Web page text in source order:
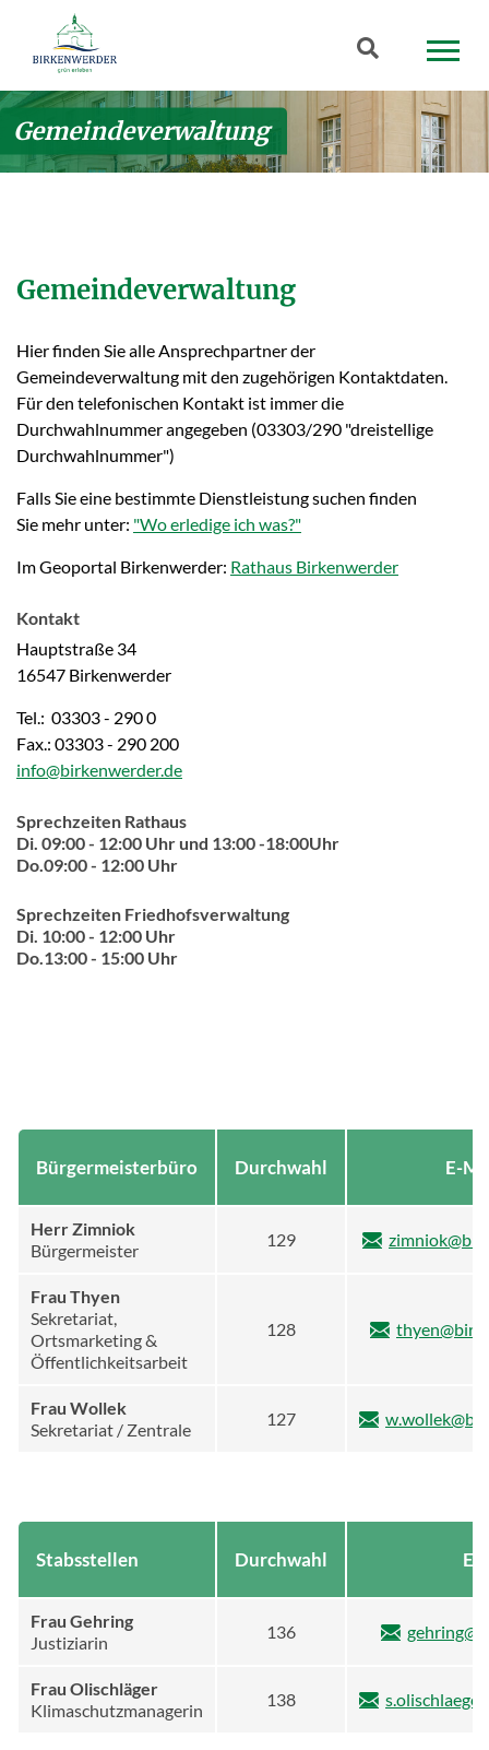
Zum Hauptinhalt springen
Suchbegriff
Gemeindeverwaltung
Gemeindeverwaltung
Hier finden Sie alle Ansprechpartner der
Gemeindeverwaltung mit den zugehörigen Kontaktdaten.
Für den telefonischen Kontakt ist immer die
Durchwahlnummer angegeben (03303/290 "dreistellige
Durchwahlnummer")
Falls Sie eine bestimmte Dienstleistung suchen finden
Sie mehr unter: "Wo erledige ich was?"
Im Geoportal Birkenwerder: Rathaus Birkenwerder
Kontakt
Hauptstraße 34
16547 Birkenwerder
Tel.: 03303 - 290 0
Fax.: 03303 - 290 200
info@birkenwerder.de
Sprechzeiten Rathaus
Di. 09:00 - 12:00 Uhr und 13:00 -18:00Uhr
Do.09:00 - 12:00 Uhr
Sprechzeiten Friedhofsverwaltung
Di. 10:00 - 12:00 Uhr
Do.13:00 - 15:00 Uhr
Bürgermeisterbüro Durchwahl E-
Herr Zimniok
Bürgermeister
129
Frau Thyen
Sekretariat,
Ortsmarketing &
Öffentlichkeitsarbeit
128
Frau Wollek
Sekretariat / Zentrale
127
Stabsstellen Durchwahl E-
Frau Gehring
Justiziarin
136
Frau Olischläger
Klimaschutzmanagerin
138